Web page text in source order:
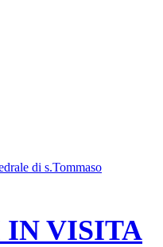
di s.Tommaso
VISITA